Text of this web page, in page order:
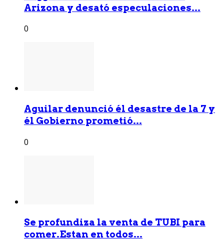
Arizona y desató especulaciones...
0
Aguilar denunció él desastre de la 7 y
él Gobierno prometió...
0
Se profundiza la venta de TUBI para
comer.Estan en todos...